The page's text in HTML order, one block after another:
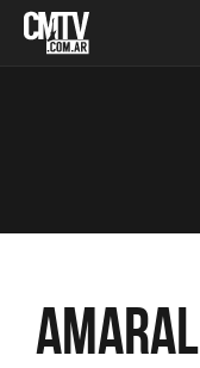
Amaral